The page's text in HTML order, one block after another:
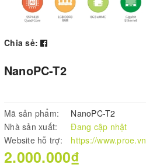
Chia sẻ:
NanoPC-T2
Mã sản phẩm:
NanoPC-T2
Nhà sản xuất:
Đang cập nhật
Website hỗ trợ:
https://www.proe.vn
2.000.000₫